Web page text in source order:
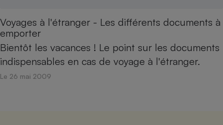
Voyages à l'étranger - Les différents documents à
emporter
Bientôt les vacances ! Le point sur les documents
indispensables en cas de voyage à l'étranger.
Le 26 mai 2009